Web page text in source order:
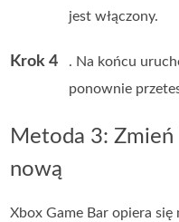
jest włączony.
Krok 4
. Na końcu
ponownie
Metoda 3:
nową
Xbox Game Bar opiera